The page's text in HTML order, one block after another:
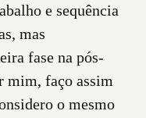
e sequência
mas
fase na pós-
mim, faço assim
o mesmo